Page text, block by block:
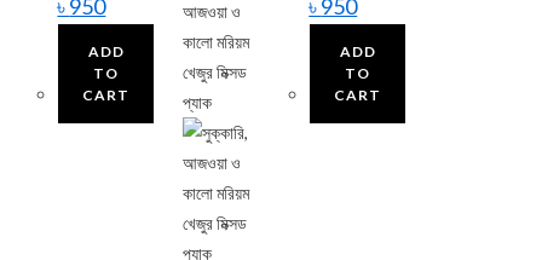
৳950
ADD
TO
CART
৳950
ADD
TO
CART